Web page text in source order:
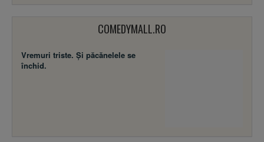
COMEDYMALL.RO
Vremuri triste. Şi păcănelele se
închid.